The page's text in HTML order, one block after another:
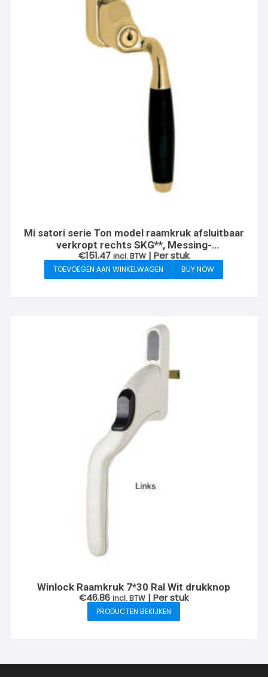
Mi satori serie Ton model raamkruk afsluitbaar
verkropt rechts SKG**, Messing-
ongelakt/ebben
€151.47 incl. BTW | Per stuk
TOEVOEGEN AAN WINKELWAGEN BUY NOW
Winlock Raamkruk 7*30 Ral Wit drukknop
€46.86 incl. BTW | Per stuk
PRODUCTEN BEKIJKEN